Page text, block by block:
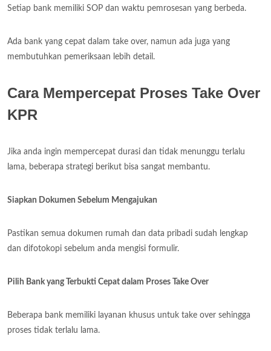
Setiap bank memiliki SOP dan waktu pemrosesan yang berbeda.
Ada bank yang cepat dalam take over, namun ada juga yang
membutuhkan pemeriksaan lebih detail.
Cara Mempercepat Proses Take Over
KPR
Jika anda ingin mempercepat durasi dan tidak menunggu terlalu
lama, beberapa strategi berikut bisa sangat membantu.
Siapkan Dokumen Sebelum Mengajukan
Pastikan semua dokumen rumah dan data pribadi sudah lengkap
dan difotokopi sebelum anda mengisi formulir.
Pilih Bank yang Terbukti Cepat dalam Proses Take Over
Beberapa bank memiliki layanan khusus untuk take over sehingga
proses tidak terlalu lama.